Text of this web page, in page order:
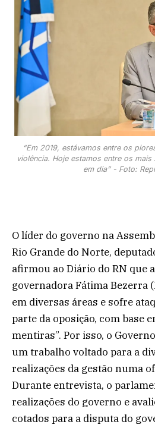
“Em 2019, estávamos entre os
violência. Hoje estamos entre os
em dia” - Foto:
O líder do governo na
Rio Grande do Norte,
afirmou ao Diário do RN que
governadora Fátima Bezerra
em diversas áreas e sofre
parte da oposição, com base
mentiras”. Por isso, o
um trabalho voltado para a
realizações da gestão numa
Durante entrevista, o
realizações do governo e
cotados para a disputa do